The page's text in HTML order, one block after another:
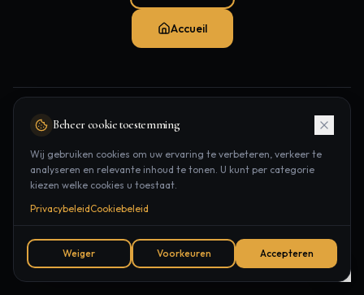
Accueil
Notre site a été entièrement repensé. Visitez notre nouvelle
Traitements Épilation laser
Contact
Beheer cookie toestemming
Wij gebruiken cookies om uw ervaring te verbeteren, verkeer te
analyseren en relevante inhoud te tonen. U kunt per categorie
kiezen welke cookies u toestaat.
PrivacybeleidCookiebeleid
Weiger Voorkeuren Accepteren